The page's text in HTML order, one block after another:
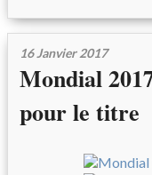
16 Janvier 2017
Mondial
pour le titre